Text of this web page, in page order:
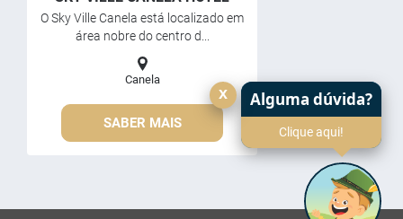
O Sky Ville Canela está localizado em
área nobre do centro d...
Canela
SABER MAIS
Alguma dúvida?
Clique aqui!
x